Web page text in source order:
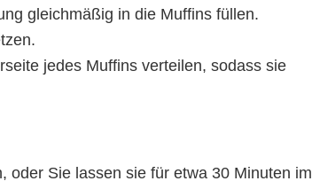
gleichmäßig in die Muffins füllen.
jedes Muffins verteilen, sodass sie
oder Sie lassen sie für etwa 30 Minuten im